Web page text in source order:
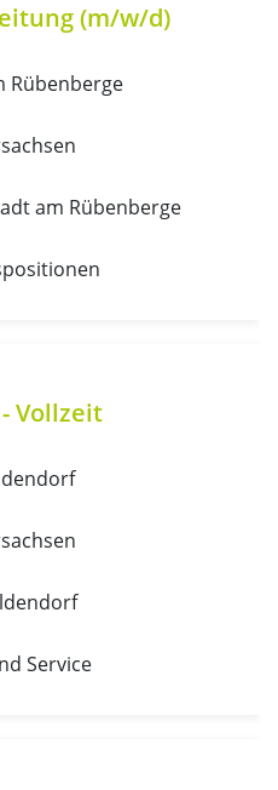
(m/w/d)
Rübenberge
am Rübenberge
Vollzeit
Service